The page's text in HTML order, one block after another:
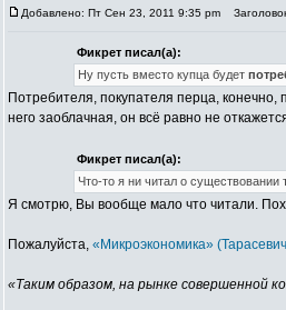
Добавлено: Пт Сен 23, 2011 9:35 pm
Фикрет писал(а):
Ну пусть вместо купца будет
Потребителя, покупателя перца, конечно,
него заоблачная, он всё равно не
Фикрет писал(а):
Что-то я ни читал о существовании
Я смотрю, Вы вообще мало что читали.
Пожалуйста, «Микроэкономика»
«Таким образом, на рынке совершенной